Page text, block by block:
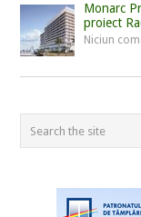
Monarc
proiect
Niciun